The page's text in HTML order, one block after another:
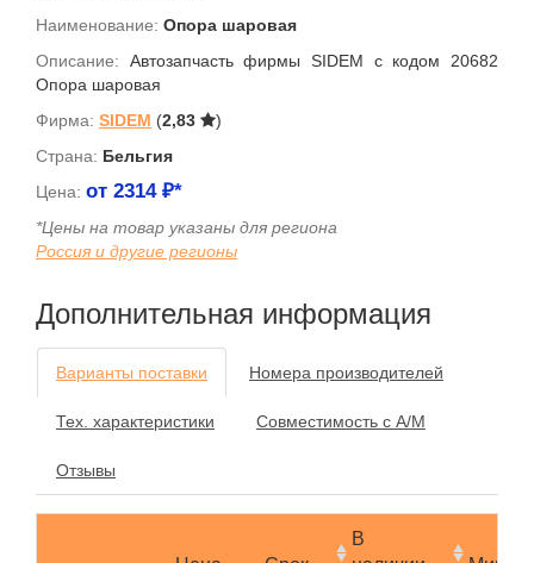
Наименование: Опора шаровая
Описание: Автозапчасть фирмы SIDEM с кодом 20682
Опора шаровая
Фирма: SIDEM (2,83
)
Страна: Бельгия
Цена: от 2314₽*
*Цены на товар указаны для региона
Россия и другие регионы
Дополнительная информация
Варианты поставки Номера производителей
Тех. характеристики Совместимость с А/М
Отзывы
В